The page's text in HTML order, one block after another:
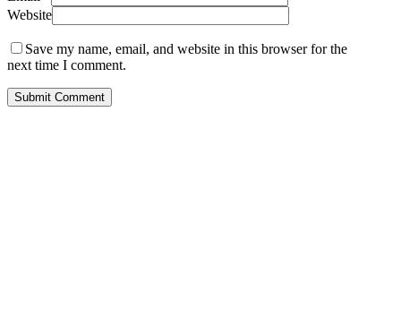
Website
Save my name, email, and website in this browser for the
next time I comment.